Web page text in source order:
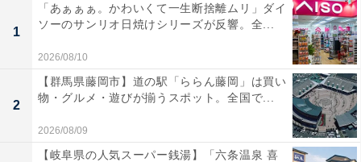
1
「あぁぁぁ。かわいくて一生断捨離ムリ」ダイ
ソーのサンリオ日焼けシリーズが反響。全...
2026/08/10
2
【群馬県藤岡市】道の駅「ららん藤岡」は買い
物・グルメ・遊びが揃うスポット。全国で...
2026/08/09
【岐阜県の人気スーパー銭湯】「六条温泉 喜